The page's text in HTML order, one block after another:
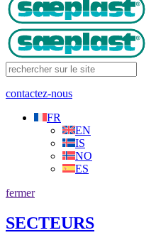
contactez-nous
FR
EN
IS
NO
ES
fermer
SECTEURS